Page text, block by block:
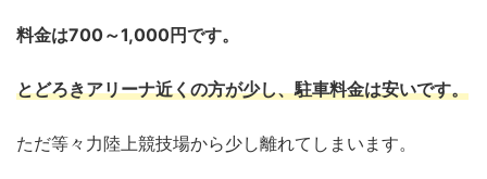
料金は700～1,000円です。
とどろきアリーナ近くの方が少し、駐車料金は安いです。
ただ等々力陸上競技場から少し離れてしまいます。